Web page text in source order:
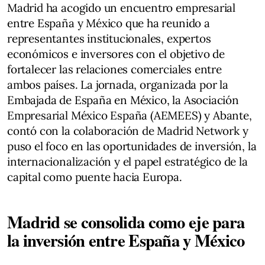
Madrid ha acogido un encuentro empresarial
entre España y México que ha reunido a
representantes institucionales, expertos
económicos e inversores con el objetivo de
fortalecer las relaciones comerciales entre
ambos países. La jornada, organizada por la
Embajada de España en México, la Asociación
Empresarial México España (AEMEES) y Abante,
contó con la colaboración de Madrid Network y
puso el foco en las oportunidades de inversión, la
internacionalización y el papel estratégico de la
capital como puente hacia Europa.
Madrid se consolida como eje para
la inversión entre España y México